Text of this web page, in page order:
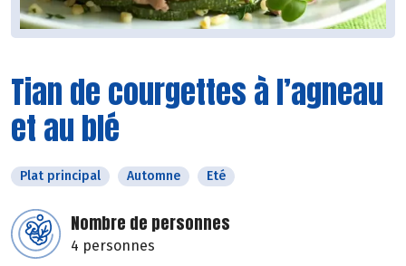
Tian de courgettes à l’agneau
et au blé
Plat principal Automne Eté
Nombre de personnes
4 personnes